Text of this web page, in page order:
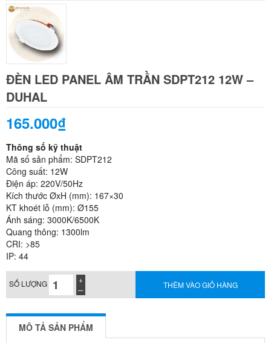
ĐÈN LED PANEL ÂM TRẦN SDPT212 12W –
DUHAL
165.000₫
Thông số kỹ thuật
Mã số sản phẩm: SDPT212
Công suất: 12W
Điện áp: 220V/50Hz
Kích thước ØxH (mm): 167×30
KT khoét lỗ (mm): Ø155
Ánh sáng: 3000K/6500K
Quang thông: 1300lm
CRI: >85
IP: 44
SỐ LƯỢNG THÊM VÀO GIỎ HÀNG
MÔ TẢ SẢN PHẨM